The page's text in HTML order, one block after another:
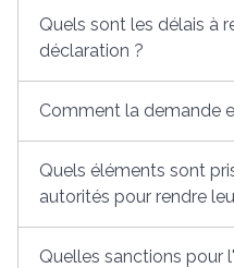
Quels sont les délais à
déclaration ?
Comment la demande
Quels éléments sont
autorités pour rendre
Quelles sanctions pour